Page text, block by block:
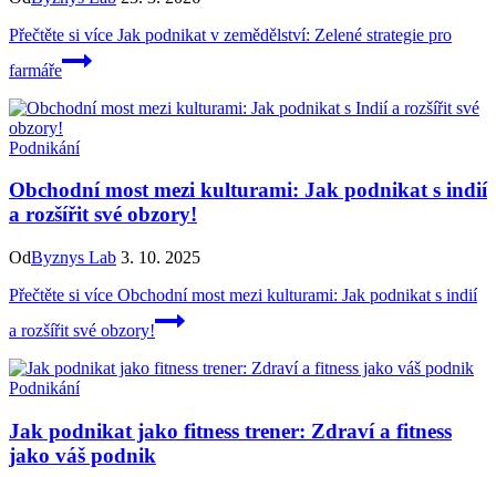
Přečtěte si více Jak podnikat v zemědělství: Zelené strategie pro
farmáře
Podnikání
Obchodní most mezi kulturami: Jak podnikat s indií
a rozšířit své obzory!
OdByznys Lab 3. 10. 2025
Přečtěte si více Obchodní most mezi kulturami: Jak podnikat s indií
a rozšířit své obzory!
Podnikání
Jak podnikat jako fitness trener: Zdraví a fitness
jako váš podnik